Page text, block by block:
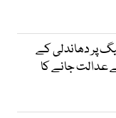
پر دھاندلی کے
عدالت جانے کا